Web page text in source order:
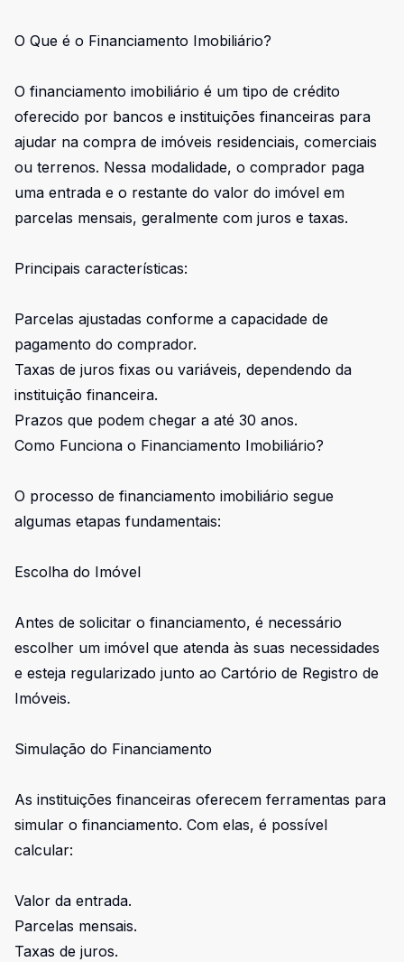
O Que é o Financiamento Imobiliário?
O financiamento imobiliário é um tipo de crédito
oferecido por bancos e instituições financeiras para
ajudar na compra de imóveis residenciais, comerciais
ou terrenos. Nessa modalidade, o comprador paga
uma entrada e o restante do valor do imóvel em
parcelas mensais, geralmente com juros e taxas.
Principais características:
Parcelas ajustadas conforme a capacidade de
pagamento do comprador.
Taxas de juros fixas ou variáveis, dependendo da
instituição financeira.
Prazos que podem chegar a até 30 anos.
Como Funciona o Financiamento Imobiliário?
O processo de financiamento imobiliário segue
algumas etapas fundamentais:
Escolha do Imóvel
Antes de solicitar o financiamento, é necessário
escolher um imóvel que atenda às suas necessidades
e esteja regularizado junto ao Cartório de Registro de
Imóveis.
Simulação do Financiamento
As instituições financeiras oferecem ferramentas para
simular o financiamento. Com elas, é possível
calcular:
Valor da entrada.
Parcelas mensais.
Taxas de juros.